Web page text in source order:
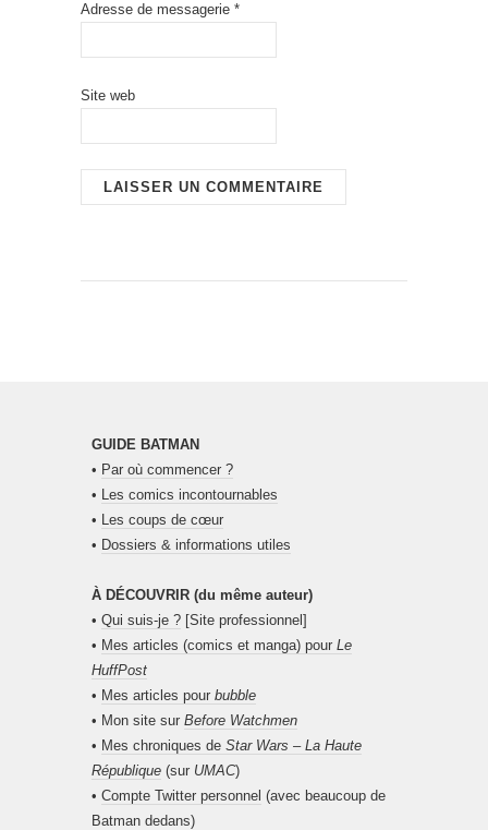
Adresse de messagerie *
Site web
GUIDE BATMAN
• Par où commencer ?
• Les comics incontournables
• Les coups de cœur
• Dossiers & informations utiles
À DÉCOUVRIR (du même auteur)
• Qui suis-je ? [Site professionnel]
• Mes articles (comics et manga) pour Le
HuffPost
• Mes articles pour bubble
• Mon site sur Before Watchmen
• Mes chroniques de Star Wars – La Haute
République (sur UMAC)
• Compte Twitter personnel (avec beaucoup de
Batman dedans)